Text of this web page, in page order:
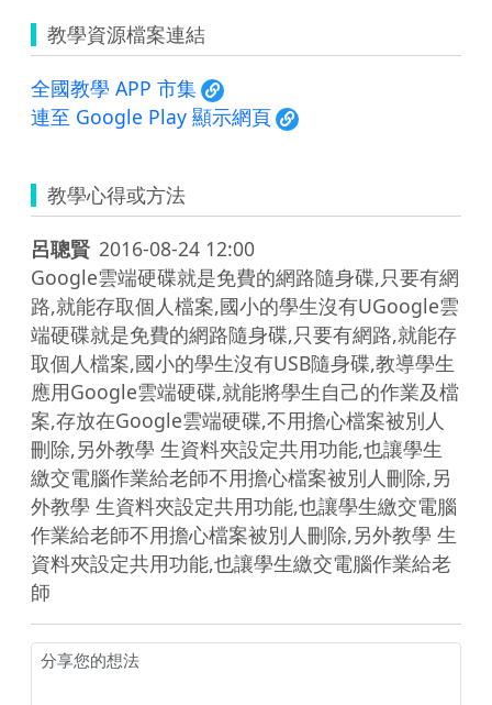
教學資源檔案連結
全國教學 APP 市集
連至 Google Play 顯示網頁
教學心得或方法
呂聰賢 2016-08-24 12:00
Google雲端硬碟就是免費的網路隨身碟,只要有網
路,就能存取個人檔案,國小的學生沒有UGoogle雲
端硬碟就是免費的網路隨身碟,只要有網路,就能存
取個人檔案,國小的學生沒有USB隨身碟,教導學生
應用Google雲端硬碟,就能將學生自己的作業及檔
案,存放在Google雲端硬碟,不用擔心檔案被別人
刪除,另外教學 生資料夾設定共用功能,也讓學生
繳交電腦作業給老師不用擔心檔案被別人刪除,另
外教學 生資料夾設定共用功能,也讓學生繳交電腦
作業給老師不用擔心檔案被別人刪除,另外教學 生
資料夾設定共用功能,也讓學生繳交電腦作業給老
師